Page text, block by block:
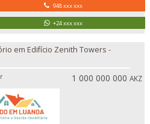
948 xxx xxx
+24 xxx xxx
Towers -
1 000 000 000AKZ